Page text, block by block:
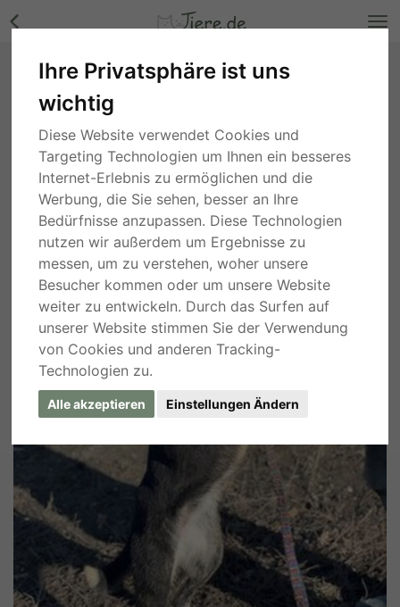
Ihre Privatsphäre ist uns
wichtig
Diese Website verwendet Cookies und
Targeting Technologien um Ihnen ein besseres
Internet-Erlebnis zu ermöglichen und die
Werbung, die Sie sehen, besser an Ihre
Bedürfnisse anzupassen. Diese Technologien
nutzen wir außerdem um Ergebnisse zu
messen, um zu verstehen, woher unsere
Besucher kommen oder um unsere Website
weiter zu entwickeln. Durch das Surfen auf
unserer Website stimmen Sie der Verwendung
von Cookies und anderen Tracking-
Technologien zu.
Alle akzeptieren Einstellungen Ändern
CAMI, Mischling - Hündin Bilder
Berlin, vor 2 Jahren